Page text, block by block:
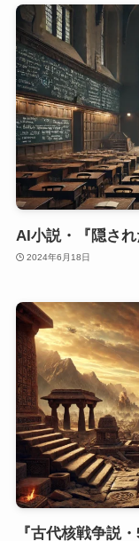
AI小説・『隠され
2024年6月18日
『古代核戦争説